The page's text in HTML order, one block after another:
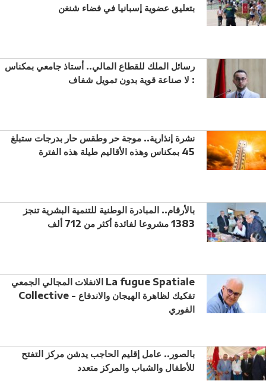
بتعليق عضوية إسبانيا في فضاء شنغن
رسائل الملك للقطاع المالي.. أستاذ جامعي بمكناس
: لا صناعة قوية بدون تمويل شفاف
نشرة إنذارية.. موجة حر وطقس حار بدرجات ستبلغ
45 بمكناس وهذه الأقاليم طيلة هذه الفترة
بالأرقام.. المبادرة الوطنية للتنمية البشرية تنجز
1383 مشروعا لفائدة أكثر من 712 ألف
الانفلات المجالي الجمعي La fugue Spatiale
Collective - تفكيك لظاهرة الهيجان والاندفاع
الفوري
بالصور.. عامل إقليم الحاجب يدشن مركز التفتح
للأطفال والشباب والمركز متعدد